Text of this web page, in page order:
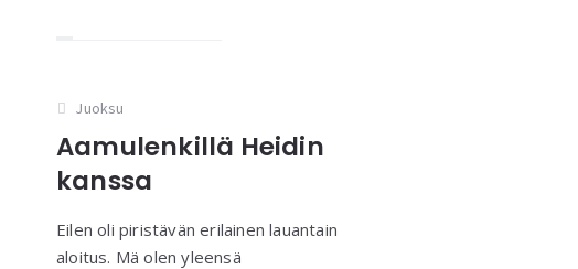
Juoksu
Aamulenkillä Heidin
kanssa
Eilen oli piristävän erilainen lauantain
aloitus. Mä olen yleensä